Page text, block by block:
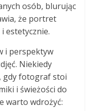
osób, blurując
że portret
estetycznie.
i perspektyw
Niekiedy
gdy fotograf stoi
i świeżości do
warto wdrożyć: